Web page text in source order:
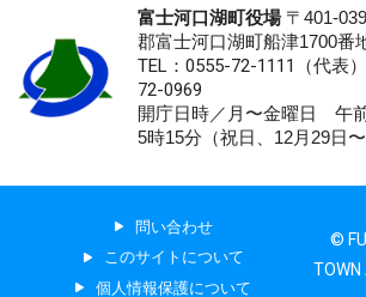
富士河口湖町役場〒401-
郡富士河口湖町船津1700番
TEL：0555-72-1111 （代表
72-0969
開庁日時／月〜金曜日 午
5時15分（祝日、12月29日〜
問い合わせ
このサイトについて
個人情報保護について
©